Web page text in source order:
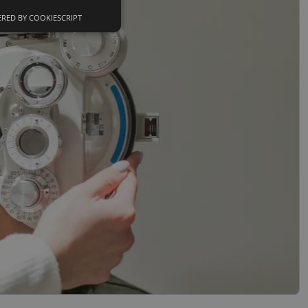
Neklasifikuoti
slapukai
slapukai
Jūsų įrenginį,
Šie slapukai
slapukų
slapukų
dėl
BY COOKIESCRIPT